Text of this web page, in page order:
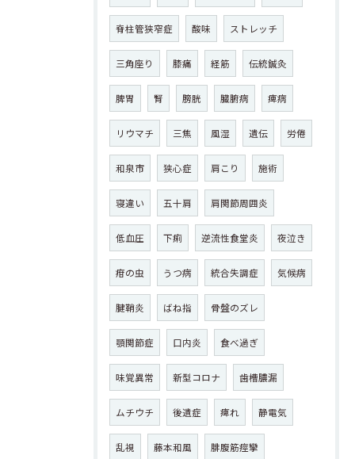
脊柱管狭窄症 酸味 ストレッチ
三角座り 膝痛 経筋 伝統鍼灸
脾胃 腎 膀胱 臓腑病 痺病
リウマチ 三焦 風湿 遺伝 労倦
和泉市 狭心症 肩こり 施術
寝違い 五十肩 肩関節周囲炎
低血圧 下痢 逆流性食堂炎 夜泣き
疳の虫 うつ病 統合失調症 気候病
腱鞘炎 ばね指 骨盤のズレ
顎関節症 口内炎 食べ過ぎ
味覚異常 新型コロナ 歯槽膿漏
ムチウチ 後遺症 痺れ 静電気
乱視 藤本和風 腓腹筋痙攣